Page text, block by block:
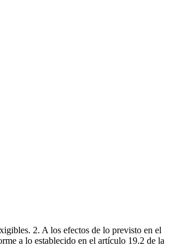
2. A los efectos de lo previsto en el
a lo establecido en el artículo 19.2 de la